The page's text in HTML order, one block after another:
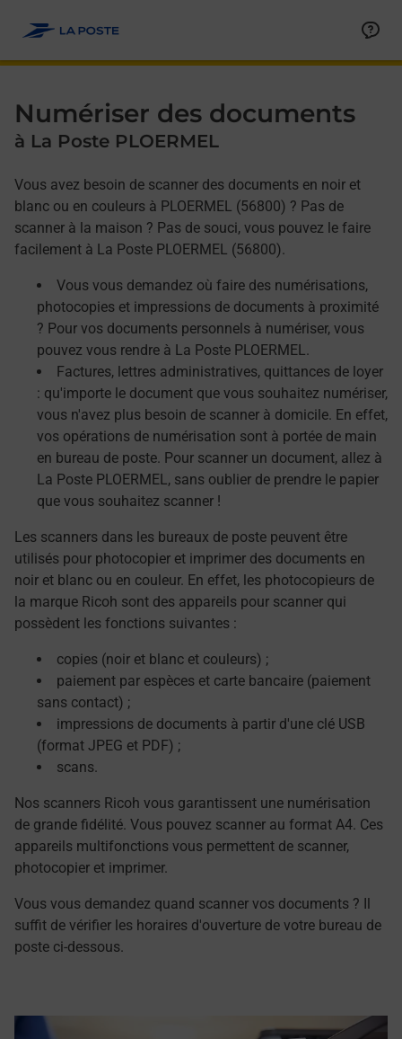
Numériser des documents
à La Poste PLOERMEL
Vous avez besoin de scanner des documents en noir et
blanc ou en couleurs à PLOERMEL (56800) ? Pas de
scanner à la maison ? Pas de souci, vous pouvez le faire
facilement à La Poste PLOERMEL (56800).
Vous vous demandez où faire des numérisations,
photocopies et impressions de documents à proximité
? Pour vos documents personnels à numériser, vous
pouvez vous rendre à La Poste PLOERMEL.
Factures, lettres administratives, quittances de loyer
: qu'importe le document que vous souhaitez numériser,
vous n'avez plus besoin de scanner à domicile. En effet,
vos opérations de numérisation sont à portée de main
en bureau de poste. Pour scanner un document, allez à
La Poste PLOERMEL, sans oublier de prendre le papier
que vous souhaitez scanner !
Les scanners dans les bureaux de poste peuvent être
utilisés pour photocopier et imprimer des documents en
noir et blanc ou en couleur. En effet, les photocopieurs de
la marque Ricoh sont des appareils pour scanner qui
possèdent les fonctions suivantes :
copies (noir et blanc et couleurs) ;
paiement par espèces et carte bancaire (paiement
sans contact) ;
impressions de documents à partir d'une clé USB
(format JPEG et PDF) ;
scans.
Nos scanners Ricoh vous garantissent une numérisation
de grande fidélité. Vous pouvez scanner au format A4. Ces
appareils multifonctions vous permettent de scanner,
photocopier et imprimer.
Vous vous demandez quand scanner vos documents ? Il
suffit de vérifier les horaires d'ouverture de votre bureau de
poste ci-dessous.